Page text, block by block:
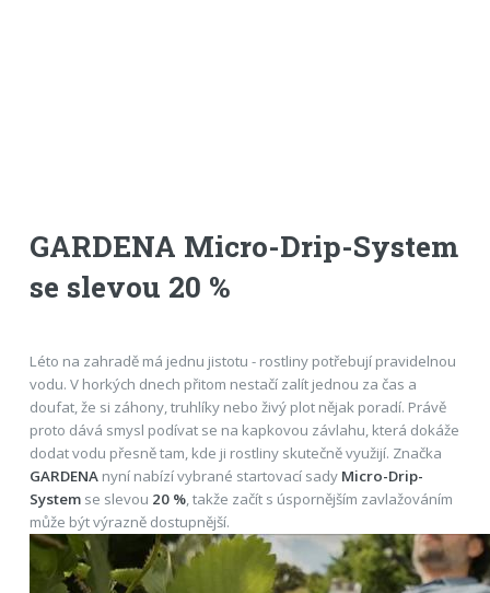
GARDENA Micro-Drip-System
se slevou 20 %
Léto na zahradě má jednu jistotu - rostliny potřebují pravidelnou
vodu. V horkých dnech přitom nestačí zalít jednou za čas a
doufat, že si záhony, truhlíky nebo živý plot nějak poradí. Právě
proto dává smysl podívat se na kapkovou závlahu, která dokáže
dodat vodu přesně tam, kde ji rostliny skutečně využijí. Značka
GARDENAnyní nabízí vybrané startovací sady Micro-Drip-
Systemse slevou 20 %, takže začít s úspornějším zavlažováním
může být výrazně dostupnější.